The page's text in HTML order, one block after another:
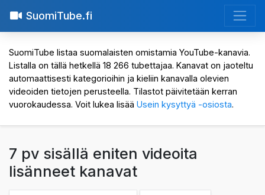
SuomiTube.fi
SuomiTube listaa suomalaisten omistamia YouTube-kanavia.
Listalla on tällä hetkellä 18 266 tubettajaa. Kanavat on jaoteltu
automaattisesti kategorioihin ja kieliin kanavalla olevien
videoiden tietojen perusteella. Tilastot päivitetään kerran
vuorokaudessa. Voit lukea lisää Usein kysyttyä -osiosta.
7 pv sisällä eniten videoita
lisänneet kanavat